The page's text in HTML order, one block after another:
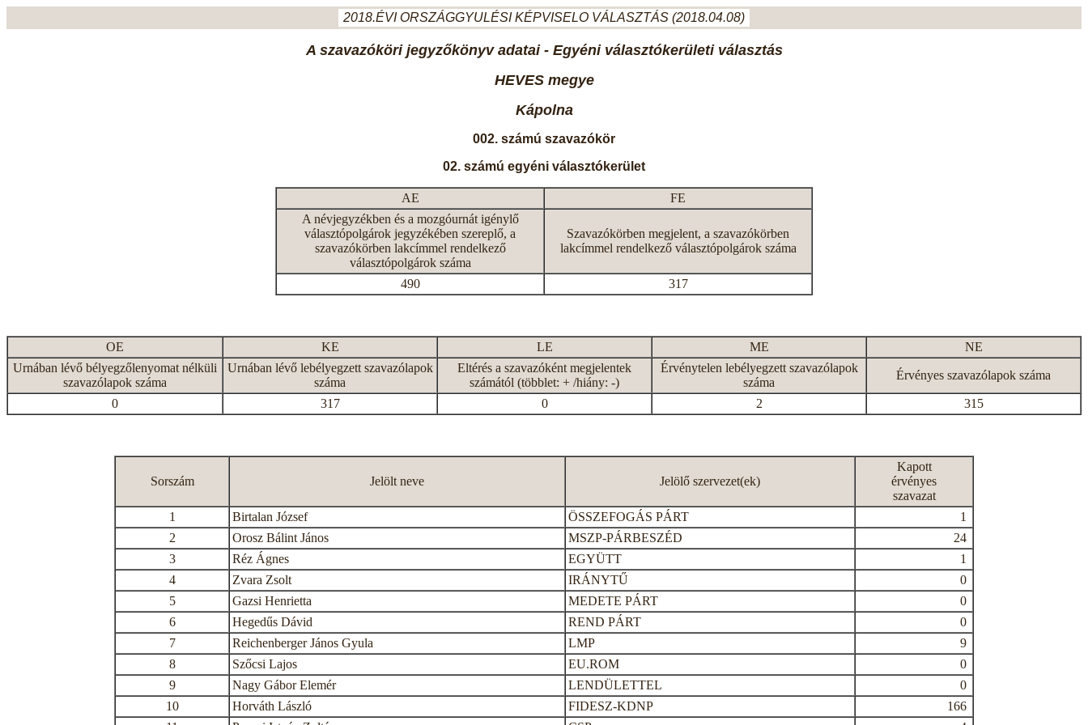
2018.ÉVI ORSZÁGGYULÉSI KÉPVISELO VÁLASZTÁS (2018.04.08)
A szavazóköri jegyzőkönyv adatai - Egyéni választókerületi választás
HEVES megye
Kápolna
002. számú szavazókör
02. számú egyéni választókerület
AE
FE
A névjegyzékben és a mozgóurnát igénylő
választópolgárok jegyzékében szereplő, a
szavazókörben lakcímmel rendelkező
választópolgárok száma
Szavazókörben megjelent, a szavazókörben
lakcímmel rendelkező választópolgárok száma
490 317
OE KE LE ME
NE
Urnában lévő bélyegzőlenyomat nélküli
szavazólapok száma
Urnában lévő lebélyegzett szavazólapok
száma
Eltérés a szavazóként megjelentek
számától (többlet: + /hiány: -)
Érvénytelen lebélyegzett szavazólapok
száma
Érvényes szavazólapok száma
0 317 0 2 315
Sorszám Jelölt neve Jelölő szervezet(ek)
Kapott
érvényes
szavazat
1
Birtalan József ÖSSZEFOGÁS PÁRT
1
2
Orosz Bálint János MSZP-PÁRBESZÉD
24
3
Réz Ágnes EGYÜTT
1
4
Zvara Zsolt IRÁNYTŰ
0
5
Gazsi Henrietta MEDETE PÁRT
0
6
Hegedűs Dávid REND PÁRT
0
7
Reichenberger János Gyula LMP
9
8
Szőcsi Lajos EU.ROM
0
9
Nagy Gábor Elemér LENDÜLETTEL
0
10
Horváth László FIDESZ-KDNP
166